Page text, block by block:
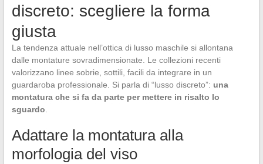
discreto: scegliere la forma
giusta
La tendenza attuale nell’ottica di lusso maschile si allontana
dalle montature sovradimensionate. Le collezioni recenti
valorizzano linee sobrie, sottili, facili da integrare in un
guardaroba professionale. Si parla di “lusso discreto”: una
montatura che si fa da parte per mettere in risalto lo
sguardo
Adattare la montatura alla
morfologia del viso